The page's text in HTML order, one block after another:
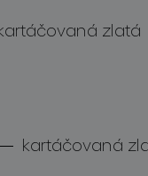
zlatá
kartáčovaná